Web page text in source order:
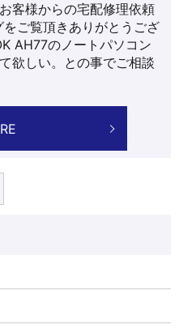
客様からの宅配修理依頼
ご覧頂きありがとうござ
AH77のノートパソコン
欲しい。との事でご相談